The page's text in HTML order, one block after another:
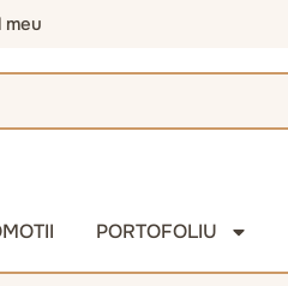
PORTOFOLIU